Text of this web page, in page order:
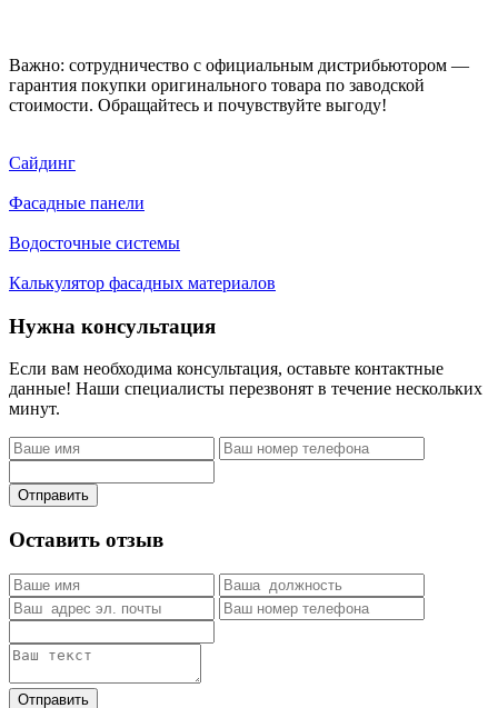
Важно: сотрудничество с официальным дистрибьютором —
гарантия покупки оригинального товара по заводской
стоимости. Обращайтесь и почувствуйте выгоду!
Сайдинг
Фасадные панели
Водосточные системы
Калькулятор фасадных материалов
Нужна консультация
Если вам необходима консультация, оставьте контактные
данные! Наши специалисты перезвонят в течение нескольких
минут.
Отправить
Оставить отзыв
Отправить